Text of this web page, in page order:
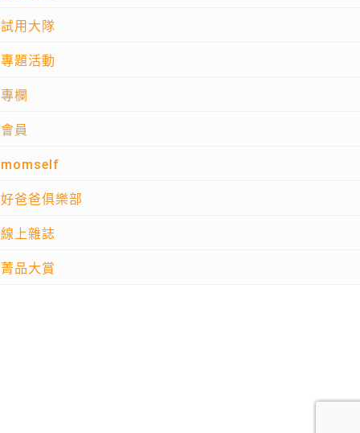
試用大隊
專題活動
專欄
會員
momself
好爸爸俱樂部
線上雜誌
菁品大賞